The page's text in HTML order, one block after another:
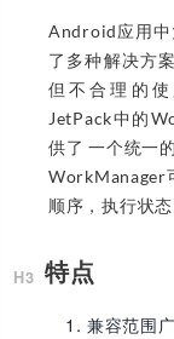
Android应用中
了多种解决方
但不合理的
JetPack中的
供了 一个统一
WorkManager
顺序，执行状态
特点
兼容范围广